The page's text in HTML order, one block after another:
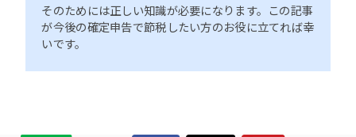
そのためには正しい知識が必要になります。この記事
が今後の確定申告で節税したい方のお役に立てれば幸
いです。